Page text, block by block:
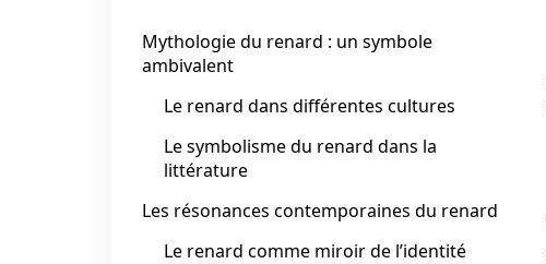
Mythologie du renard : un symbole
ambivalent
Le renard dans différentes cultures
Le symbolisme du renard dans la
littérature
Les résonances contemporaines du renard
Le renard comme miroir de l’identité